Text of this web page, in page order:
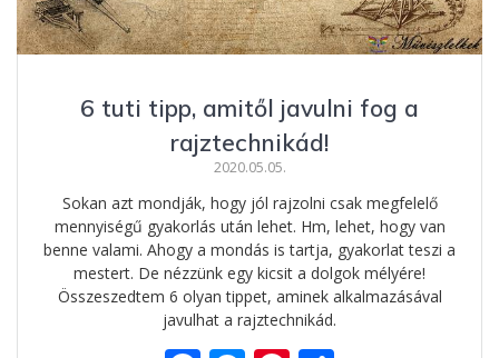
6 tuti tipp, amitől javulni fog a
rajztechnikád!
2020.05.05.
Sokan azt mondják, hogy jól rajzolni csak megfelelő
mennyiségű gyakorlás után lehet. Hm, lehet, hogy van
benne valami. Ahogy a mondás is tartja, gyakorlat teszi a
mestert. De nézzünk egy kicsit a dolgok mélyére!
Összeszedtem 6 olyan tippet, aminek alkalmazásával
javulhat a rajztechnikád.